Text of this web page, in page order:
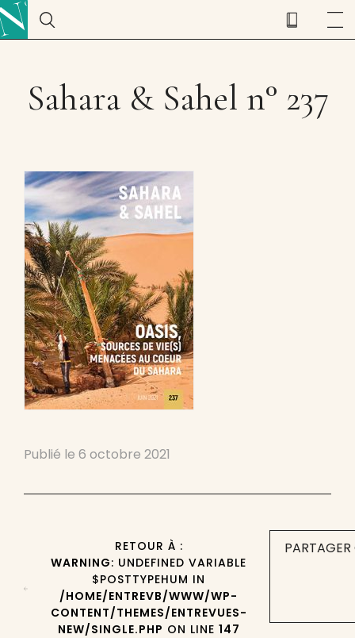
Sahara & Sahel n° 237
Publié le 6 octobre 2021
RETOUR À :
WARNING: UNDEFINED VARIABLE
$POSTTYPEHUM IN
/HOME/ENTREVB/WWW/WP-
CONTENT/THEMES/ENTREVUES-
NEW/SINGLE.PHP ON LINE 147